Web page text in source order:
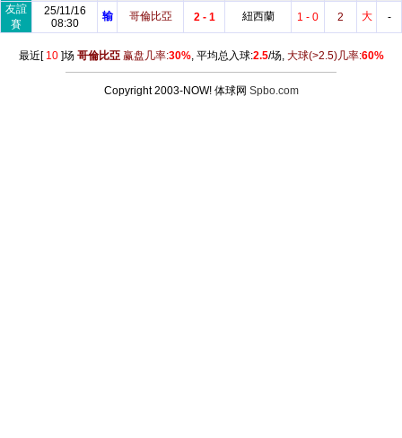
友誼
賽
25/11/16
08:30
输 哥倫比亞 2 - 1 紐西蘭 1 - 0 2 大 -
最近[ 10]场 哥倫比亞赢盘几率:30%, 平均总入球:2.5/场, 大球(>2.5)几率:60%
Copyright 2003-NOW! 体球网 Spbo.com